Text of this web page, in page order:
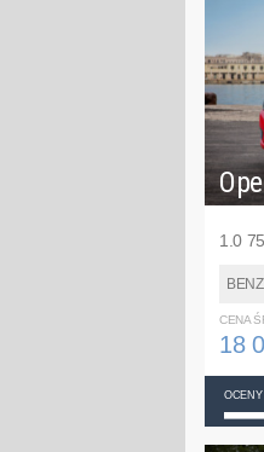
1.0
CENA
18
OCENY